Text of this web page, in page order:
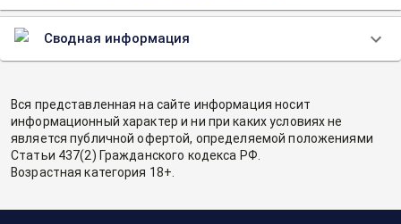
Сводная информация
Вся представленная на сайте информация носит
информационный характер и ни при каких условиях не
является публичной офертой, определяемой положениями
Статьи 437(2) Гражданского кодекса РФ.
Возрастная категория 18+.